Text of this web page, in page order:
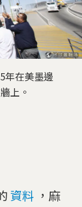
年在美墨邊
上。
資料 ，麻